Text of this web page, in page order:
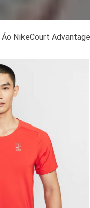
Áo NikeCourt